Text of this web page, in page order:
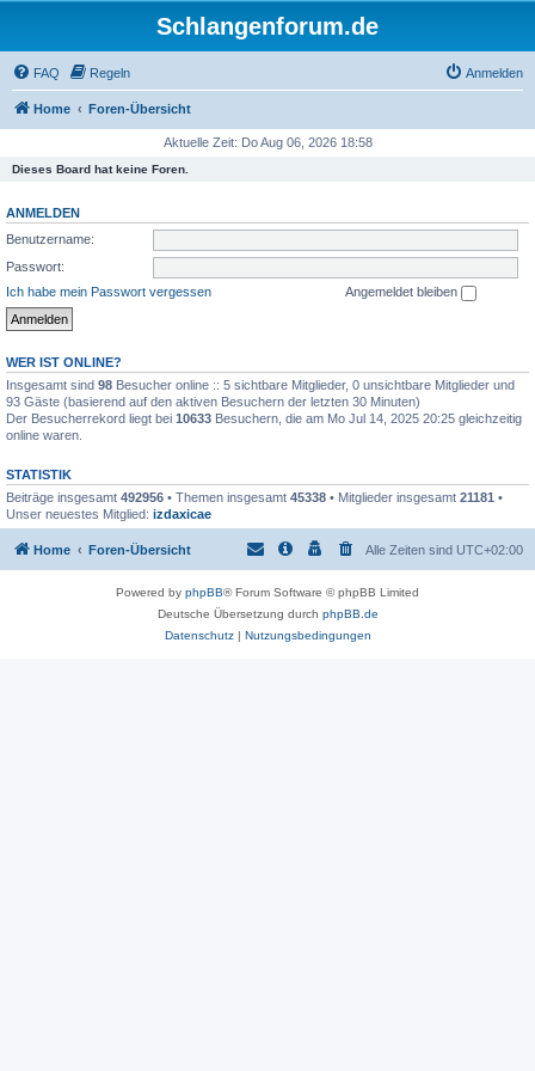
Schlangenforum.de
FAQ Regeln Anmelden
Home Foren-Übersicht
Aktuelle Zeit: Do Aug 06, 2026 18:58
Dieses Board hat keine Foren.
ANMELDEN
Benutzername:
Passwort:
Ich habe mein Passwort vergessen
Angemeldet bleiben
WER IST ONLINE?
Insgesamt sind 98 Besucher online :: 5 sichtbare Mitglieder, 0 unsichtbare Mitglieder und
93 Gäste (basierend auf den aktiven Besuchern der letzten 30 Minuten)
Der Besucherrekord liegt bei 10633 Besuchern, die am Mo Jul 14, 2025 20:25 gleichzeitig
online waren.
STATISTIK
Beiträge insgesamt 492956 • Themen insgesamt 45338 • Mitglieder insgesamt 21181 •
Unser neuestes Mitglied: izdaxicae
Home Foren-Übersicht Alle Zeiten sind UTC+02:00
Powered by phpBB® Forum Software © phpBB Limited
Deutsche Übersetzung durch phpBB.de
Datenschutz| Nutzungsbedingungen